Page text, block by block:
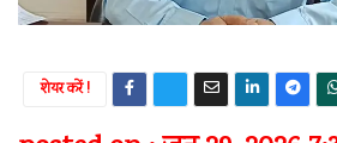
शेयर करें !